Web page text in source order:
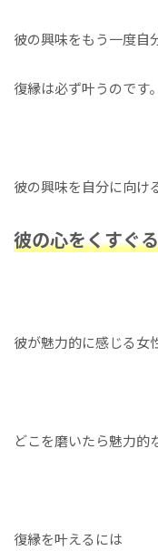
彼の興味をもう一度自
復縁は必ず叶うのです。
彼の興味を自分に向け
彼の心をくすぐ
彼が魅力的に感じる女
どこを磨いたら魅力的
復縁を叶えるには